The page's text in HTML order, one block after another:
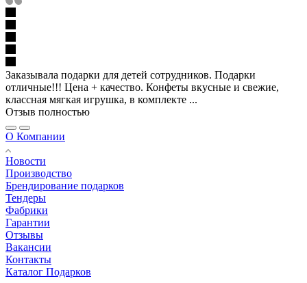
Заказывала подарки для детей сотрудников. Подарки
отличные!!! Цена + качество. Конфеты вкусные и свежие,
классная мягкая игрушка, в комплекте ...
Отзыв полностью
О Компании
Новости
Производство
Брендирование подарков
Тендеры
Фабрики
Гарантии
Отзывы
Вакансии
Контакты
Каталог Подарков